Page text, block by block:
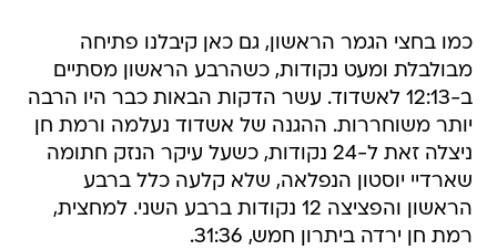
כמו בחצי הגמר הראשון, גם כאן קיבלנו פתיחה
מבולבלת ומעט נקודות, כשהרבע הראשון מסתיים
ב-12:13 לאשדוד. עשר הדקות הבאות כבר היו הרבה
יותר משוחררות. ההגנה של אשדוד נעלמה ורמת חן
ניצלה זאת ל-24 נקודות, כשעל עיקר הנזק חתומה
שארדיי יוסטון הנפלאה, שלא קלעה כלל ברבע
הראשון והפציצה 12 נקודות ברבע השני. למחצית,
רמת חן ירדה ביתרון חמש, 31:36.